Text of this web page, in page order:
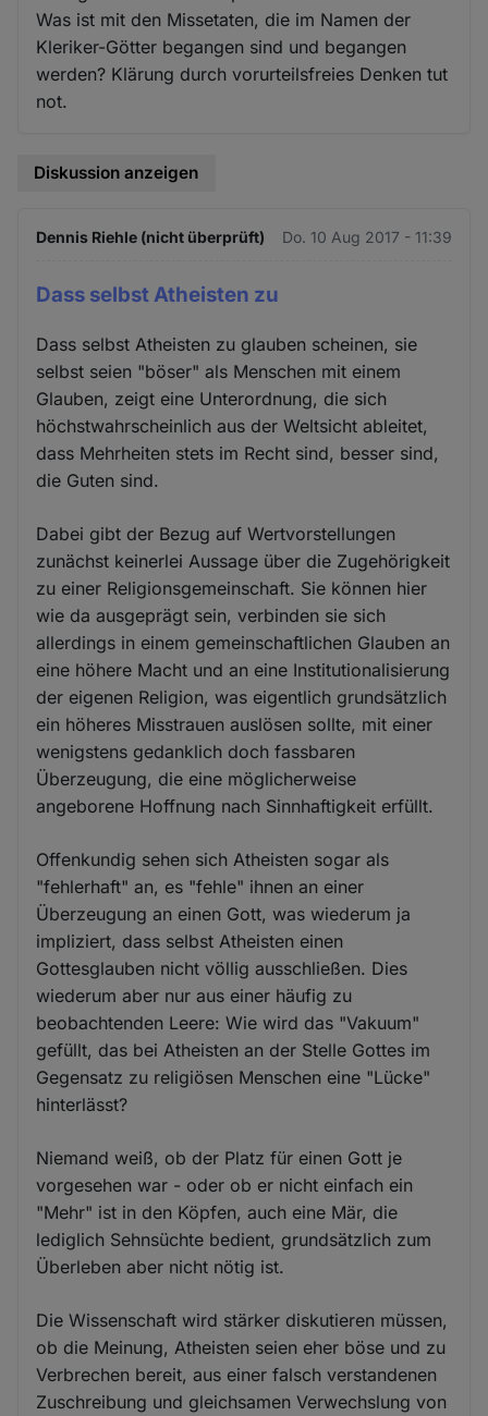
Was ist mit den Missetaten, die im Namen der
Kleriker-Götter begangen sind und begangen
werden? Klärung durch vorurteilsfreies Denken tut
not.
Diskussion anzeigen
Dennis Riehle (nicht überprüft) Do. 10 Aug 2017 - 11:39
Dass selbst Atheisten zu
Dass selbst Atheisten zu glauben scheinen, sie
selbst seien "böser" als Menschen mit einem
Glauben, zeigt eine Unterordnung, die sich
höchstwahrscheinlich aus der Weltsicht ableitet,
dass Mehrheiten stets im Recht sind, besser sind,
die Guten sind.
Dabei gibt der Bezug auf Wertvorstellungen
zunächst keinerlei Aussage über die Zugehörigkeit
zu einer Religionsgemeinschaft. Sie können hier
wie da ausgeprägt sein, verbinden sie sich
allerdings in einem gemeinschaftlichen Glauben an
eine höhere Macht und an eine Institutionalisierung
der eigenen Religion, was eigentlich grundsätzlich
ein höheres Misstrauen auslösen sollte, mit einer
wenigstens gedanklich doch fassbaren
Überzeugung, die eine möglicherweise
angeborene Hoffnung nach Sinnhaftigkeit erfüllt.
Offenkundig sehen sich Atheisten sogar als
"fehlerhaft" an, es "fehle" ihnen an einer
Überzeugung an einen Gott, was wiederum ja
impliziert, dass selbst Atheisten einen
Gottesglauben nicht völlig ausschließen. Dies
wiederum aber nur aus einer häufig zu
beobachtenden Leere: Wie wird das "Vakuum"
gefüllt, das bei Atheisten an der Stelle Gottes im
Gegensatz zu religiösen Menschen eine "Lücke"
hinterlässt?
Niemand weiß, ob der Platz für einen Gott je
vorgesehen war - oder ob er nicht einfach ein
"Mehr" ist in den Köpfen, auch eine Mär, die
lediglich Sehnsüchte bedient, grundsätzlich zum
Überleben aber nicht nötig ist.
Die Wissenschaft wird stärker diskutieren müssen,
ob die Meinung, Atheisten seien eher böse und zu
Verbrechen bereit, aus einer falsch verstandenen
Zuschreibung und gleichsamen Verwechslung von